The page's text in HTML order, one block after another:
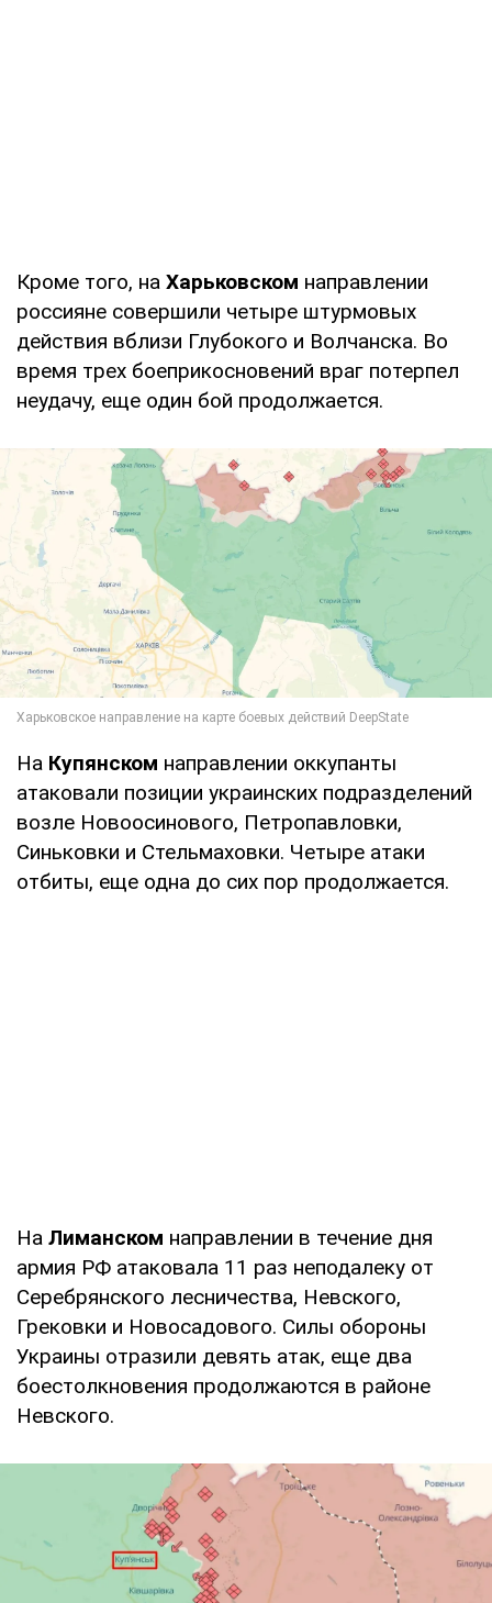
Кроме того, на Харьковском направлении
россияне совершили четыре штурмовых
действия вблизи Глубокого и Волчанска. Во
время трех боеприкосновений враг потерпел
неудачу, еще один бой продолжается.
На Купянском направлении оккупанты
атаковали позиции украинских подразделений
возле Новоосинового, Петропавловки,
Синьковки и Стельмаховки. Четыре атаки
отбиты, еще одна до сих пор продолжается.
На Лиманском направлении в течение дня
армия РФ атаковала 11 раз неподалеку от
Серебрянского лесничества, Невского,
Грековки и Новосадового. Силы обороны
Украины отразили девять атак, еще два
боестолкновения продолжаются в районе
Невского.